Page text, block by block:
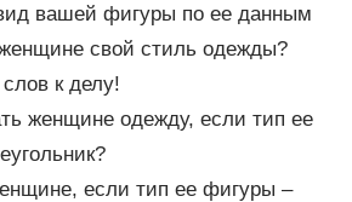
вашей фигуры по ее данным
свой стиль одежды?
к делу!
женщине одежду, если тип ее
если тип ее фигуры –